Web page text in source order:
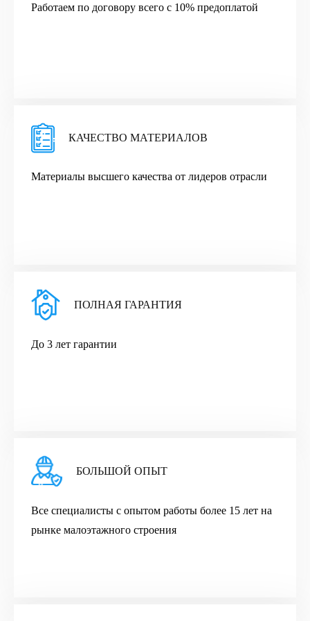
Работаем по договору всего с 10% предоплатой
КАЧЕСТВО МАТЕРИАЛОВ
Материалы высшего качества от лидеров отрасли
ПОЛНАЯ ГАРАНТИЯ
До 3 лет гарантии
БОЛЬШОЙ ОПЫТ
Все cпециалисты с опытом работы более 15 лет на
рынке малоэтажного строения